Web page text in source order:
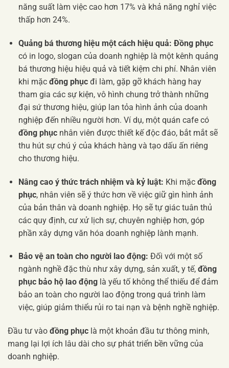
năng suất làm việc cao hơn 17% và khả năng nghỉ việc
thấp hơn 24%.
Quảng bá thương hiệu một cách hiệu quả: Đồng phục
có in logo, slogan của doanh nghiệp là một kênh quảng
bá thương hiệu hiệu quả và tiết kiệm chi phí. Nhân viên
khi mặc đồng phụcđi làm, gặp gỡ khách hàng hay
tham gia các sự kiện, vô hình chung trở thành những
đại sứ thương hiệu, giúp lan tỏa hình ảnh của doanh
nghiệp đến nhiều người hơn. Ví dụ, một quán cafe có
đồng phụcnhân viên được thiết kế độc đáo, bắt mắt sẽ
thu hút sự chú ý của khách hàng và tạo dấu ấn riêng
cho thương hiệu.
Nâng cao ý thức trách nhiệm và kỷ luật: Khi mặc đồng
phục, nhân viên sẽ ý thức hơn về việc giữ gìn hình ảnh
của bản thân và doanh nghiệp. Họ sẽ tự giác tuân thủ
các quy định, cư xử lịch sự, chuyên nghiệp hơn, góp
phần xây dựng văn hóa doanh nghiệp lành mạnh.
Bảo vệ an toàn cho người lao động: Đối với một số
ngành nghề đặc thù như xây dựng, sản xuất, y tế, đồng
phục bảo hộ lao độnglà yếu tố không thể thiếu để đảm
bảo an toàn cho người lao động trong quá trình làm
việc, giúp giảm thiểu rủi ro tai nạn và bệnh nghề nghiệp.
Đầu tư vào đồng phục là một khoản đầu tư thông minh,
mang lại lợi ích lâu dài cho sự phát triển bền vững của
doanh nghiệp.